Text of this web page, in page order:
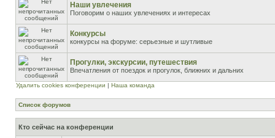
Наши увлечения
Поговорим о наших увлечениях и интересах
Конкурсы
конкурсы на форуме: серьезные и шутливые
Прогулки, экскурсии, путешествия
Впечатления от поездок и прогулок, ближних и дальних
Удалить cookies конференции | Наша команда
Список форумов
Кто сейчас на конференции